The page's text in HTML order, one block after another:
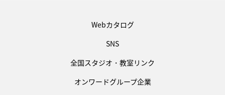
Webカタログ
SNS
全国スタジオ・教室リンク
オンワードグループ企業